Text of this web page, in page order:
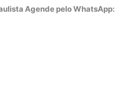
Agende pelo WhatsApp: